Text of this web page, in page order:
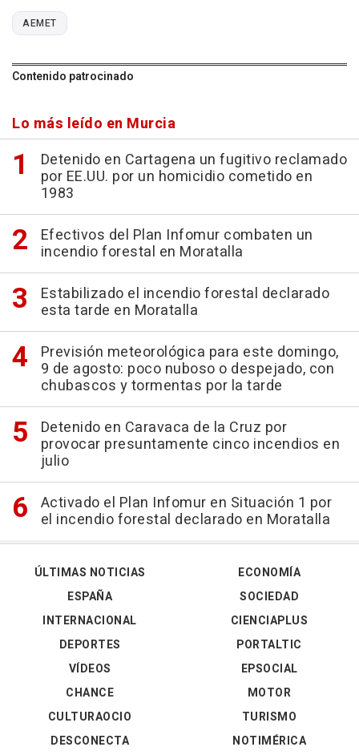
AEMET
Contenido patrocinado
Lo más leído en Murcia
Detenido en Cartagena un fugitivo reclamado
por EE.UU. por un homicidio cometido en
1983
Efectivos del Plan Infomur combaten un
incendio forestal en Moratalla
Estabilizado el incendio forestal declarado
esta tarde en Moratalla
Previsión meteorológica para este domingo,
9 de agosto: poco nuboso o despejado, con
chubascos y tormentas por la tarde
Detenido en Caravaca de la Cruz por
provocar presuntamente cinco incendios en
julio
Activado el Plan Infomur en Situación 1 por
el incendio forestal declarado en Moratalla
ÚLTIMAS NOTICIAS
ESPAÑA
INTERNACIONAL
DEPORTES
VÍDEOS
ECONOMÍA
SOCIEDAD
CIENCIAPLUS
PORTALTIC
EPSOCIAL
CHANCE
CULTURAOCIO
DESCONECTA
MOTOR
TURISMO
NOTIMÉRICA